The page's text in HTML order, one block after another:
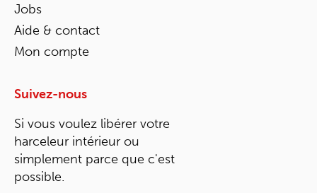
Jobs
Aide & contact
Mon compte
Suivez-nous
Si vous voulez libérer votre
harceleur intérieur ou
simplement parce que c'est
possible.